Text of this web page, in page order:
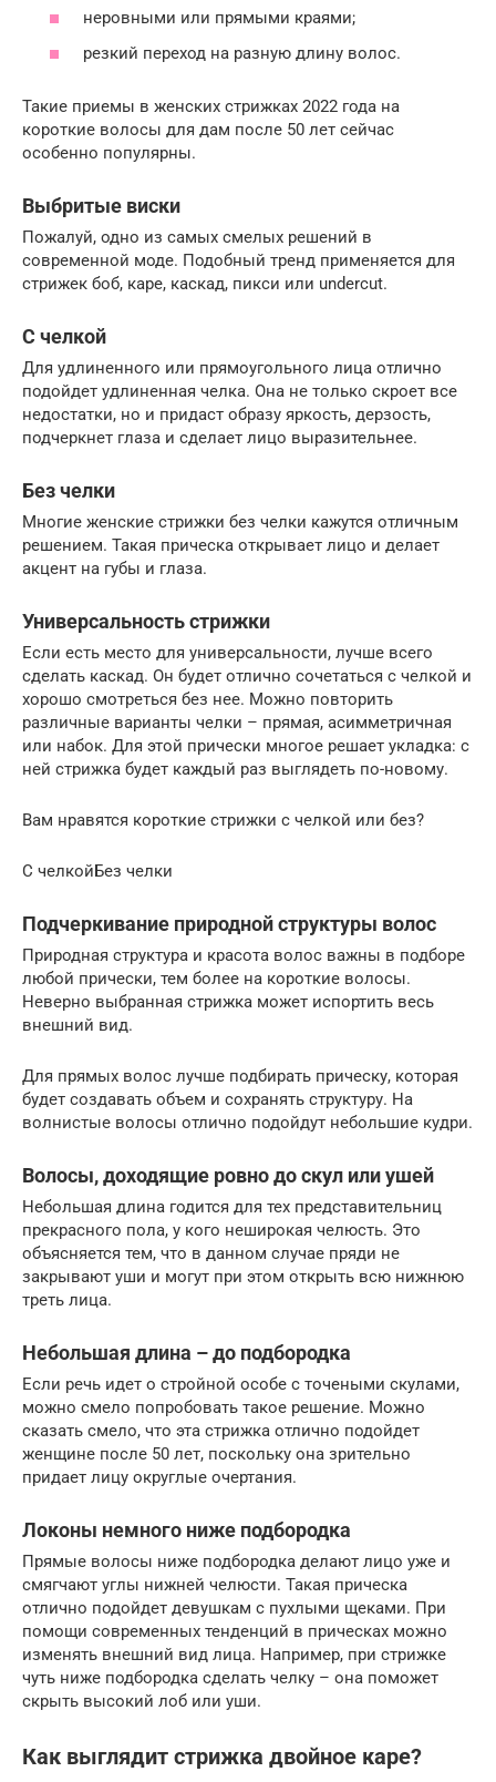
неровными или прямыми краями;
резкий переход на разную длину волос.
Такие приемы в женских стрижках 2022 года на
короткие волосы для дам после 50 лет сейчас
особенно популярны.
Выбритые виски
Пожалуй, одно из самых смелых решений в
современной моде. Подобный тренд применяется для
стрижек боб, каре, каскад, пикси или undercut.
С челкой
Для удлиненного или прямоугольного лица отлично
подойдет удлиненная челка. Она не только скроет все
недостатки, но и придаст образу яркость, дерзость,
подчеркнет глаза и сделает лицо выразительнее.
Без челки
Многие женские стрижки без челки кажутся отличным
решением. Такая прическа открывает лицо и делает
акцент на губы и глаза.
Универсальность стрижки
Если есть место для универсальности, лучше всего
сделать каскад. Он будет отлично сочетаться с челкой и
хорошо смотреться без нее. Можно повторить
различные варианты челки – прямая, асимметричная
или набок. Для этой прически многое решает укладка: с
ней стрижка будет каждый раз выглядеть по-новому.
Вам нравятся короткие стрижки с челкой или без?
С челкойБез челки
Подчеркивание природной структуры волос
Природная структура и красота волос важны в подборе
любой прически, тем более на короткие волосы.
Неверно выбранная стрижка может испортить весь
внешний вид.
Для прямых волос лучше подбирать прическу, которая
будет создавать объем и сохранять структуру. На
волнистые волосы отлично подойдут небольшие кудри.
Волосы, доходящие ровно до скул или ушей
Небольшая длина годится для тех представительниц
прекрасного пола, у кого неширокая челюсть. Это
объясняется тем, что в данном случае пряди не
закрывают уши и могут при этом открыть всю нижнюю
треть лица.
Небольшая длина – до подбородка
Если речь идет о стройной особе с точеными скулами,
можно смело попробовать такое решение. Можно
сказать смело, что эта стрижка отлично подойдет
женщине после 50 лет, поскольку она зрительно
придает лицу округлые очертания.
Локоны немного ниже подбородка
Прямые волосы ниже подбородка делают лицо уже и
смягчают углы нижней челюсти. Такая прическа
отлично подойдет девушкам с пухлыми щеками. При
помощи современных тенденций в прическах можно
изменять внешний вид лица. Например, при стрижке
чуть ниже подбородка сделать челку – она поможет
скрыть высокий лоб или уши.
Как выглядит стрижка двойное каре?